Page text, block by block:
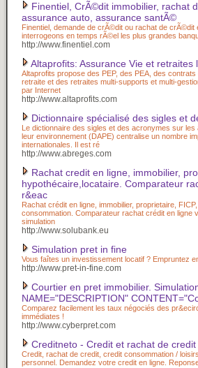
Finentiel, CrÃ©dit immobilier, rachat
assurance auto, assurance santÃ©
Finentiel, demande de crÃ©dit ou rachat de
interrogeons en temps rÃ©el les plus grandes
http://www.finentiel.com
Altaprofits: Assurance Vie et retraites
Altaprofits propose des PEP, des PEA, des
retraite et des retraites multi-supports et multi-
par Internet
http://www.altaprofits.com
Dictionnaire spécialisé des sigles et
Le dictionnaire des sigles et des acronymes sur
leur environnement (DAPE) centralise un nombre
internationales. Il est ré
http://www.abreges.com
Rachat credit en ligne, immobilier,
hypothécaire,locataire. Comparateur
r&eac
Rachat crédit en ligne, immobilier, proprietaire,
consommation. Comparateur rachat crédit en
simulation
http://www.solubank.eu
Simulation pret in fine
Vous faîtes un investissement locatif ? Empruntez
http://www.pret-in-fine.com
Courtier en pret immobilier.
NAME="DESCRIPTION"
Comparez facilement les taux négociés des
immédiates !
http://www.cyberpret.com
Creditneto - Credit et rachat de credit
Credit, rachat de credit, credit consommation /
personnel. Demandez votre credit en ligne.